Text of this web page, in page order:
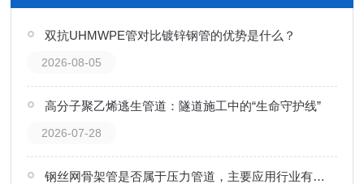
双抗UHMWPE管对比镀锌钢管的优势是什么？
2026-08-05
高分子聚乙烯逃生管道：隧道施工中的“生命守护线”
2026-07-28
钢丝网骨架管是否属于压力管道，主要应用行业有哪些？